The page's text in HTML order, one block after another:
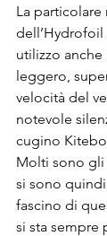
La particolare
utilizzo
leggero,
velocità del
notevole
cugino
Molti sono gli
si sono
fascino di
si sta